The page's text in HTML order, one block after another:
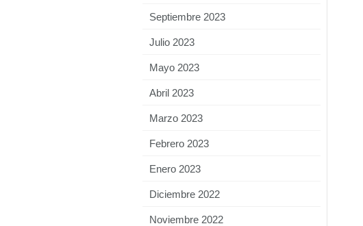
Septiembre 2023
Julio 2023
Mayo 2023
Abril 2023
Marzo 2023
Febrero 2023
Enero 2023
Diciembre 2022
Noviembre 2022